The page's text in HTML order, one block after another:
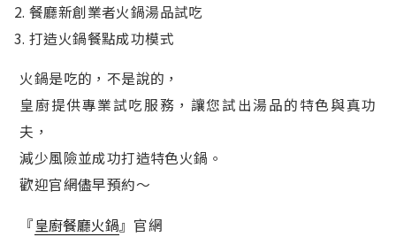
2. 餐廳新創業者火鍋湯品試吃
3. 打造火鍋餐點成功模式
火鍋是吃的，不是說的，
皇廚提供專業試吃服務，讓您試出湯品的特色與真功
夫，
減少風險並成功打造特色火鍋。
歡迎官網儘早預約～
『皇廚餐廳火鍋』官網